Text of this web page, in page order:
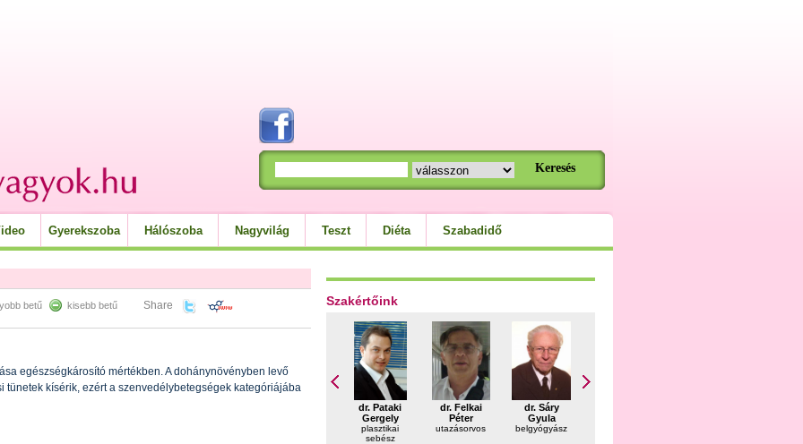
Gyerekszoba Hálószoba Nagyvilág Teszt Diéta Szabadidő
Share
betű kisebb betű
egészségkárosító mértékben. A dohánynövényben levő
tünetek kísérik, ezért a szenvedélybetegségek kategóriájába
Szakértőink
dr. Pataki
Gergely
plasztikai
sebész
dr. Felkai
Péter
utazásorvos
dr. Sáry
Gyula
belgyógyász